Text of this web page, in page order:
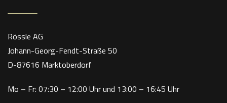
Rössle AG
Johann-Georg-Fendt-Straße 50
D-87616 Marktoberdorf
Mo – Fr: 07:30 – 12:00 Uhr und 13:00 – 16:45 Uhr